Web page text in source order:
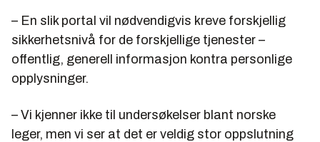
– En slik portal vil nødvendigvis kreve forskjellig
sikkerhetsnivå for de forskjellige tjenester –
offentlig, generell informasjon kontra personlige
opplysninger.
– Vi kjenner ikke til undersøkelser blant norske
leger, men vi ser at det er veldig stor oppslutning